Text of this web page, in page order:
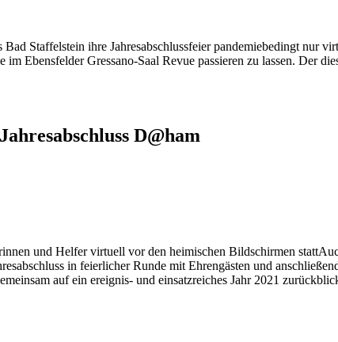
Staffelstein ihre Jahresabschlussfeier pandemiebedingt nur
Ebensfelder Gressano-Saal Revue passieren zu lassen. Der
D@ham
in feierlicher Runde mit Ehrengästen und
auf ein ereignis- und einsatzreiches Jahr 2021